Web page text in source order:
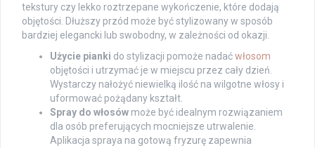
tekstury czy lekko roztrzepane wykończenie, które dodają
objętości. Dłuższy przód może być stylizowany w sposób
bardziej elegancki lub swobodny, w zależności od okazji.
Użycie pianki do stylizacji pomoże nadaćwłosom
objętości i utrzymać je w miejscu przez cały dzień.
Wystarczy nałożyć niewielką ilość na wilgotne włosy i
uformować pożądany kształt.
Spray do włosów może być idealnym rozwiązaniem
dla osób preferujących mocniejsze utrwalenie.
Aplikacja spraya na gotową fryzurę zapewnia